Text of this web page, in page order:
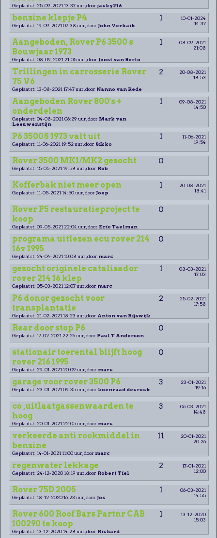
Geplaatst: 25-09-2021 13:37 uur, door jacky216
benzine klepje P4 1
10-01-2024
14:37
Geplaatst: 19-09-2021 07:38 uur, door John Verkaik
Aangeboden, Rover P6 3500 s
Bouwjaar 1973
1
08-09-2021
21:08
Geplaatst: 08-09-2021 21:05 uur, door Joost van Berlo
Trillingen in carrosserie Rover
75 V6
2
20-08-2021
18:53
Geplaatst: 13-08-2021 17:47 uur, door Nanno van Rede
Aangeboden Rover 800's +
onderdelen
1
09-08-2021
14:50
Geplaatst: 04-08-2021 06:29 uur, door Mark van
Leeuwenstijn
P6 3500S 1973 valt uit 1
11-06-2021
19:54
Geplaatst: 11-06-2021 19:52 uur, door Sikko
Rover 3500 MK1/MK2 gezocht 0
Geplaatst: 15-05-2021 19:58 uur, door Rob
Kofferbak niet meer open 1
20-08-2021
18:41
Geplaatst: 11-05-2021 14:50 uur, door Joep
Rover P5 restauratieproject te
koop
0
Geplaatst: 09-05-2021 22:04 uur, door Eric Taelman
programa uitlezen ecu rover 214
16v 1995
0
Geplaatst: 24-04-2021 10:08 uur, door marc
gezocht originele catalizador
rover 214 16 klep
1
08-03-2021
17:03
Geplaatst: 05-03-2021 12:07 uur, door marc
P6 donor gezocht voor
transplantatie
2
25-02-2021
17:58
Geplaatst: 21-02-2021 18:23 uur, door Anton van Rijswijk
Rear door stop P6 0
Geplaatst: 17-02-2021 22:26 uur, door Paul T Anderson
stationair toerental blijft hoog
rover 216 1995
0
Geplaatst: 29-01-2021 20:09 uur, door marc
garage voor rover 3500 P6 3
23-01-2021
19:16
Geplaatst: 23-01-2021 09:35 uur, door koenraad decrock
co ,uitlaatgassenwaarden te
hoog
3
06-03-2021
14:48
Geplaatst: 20-01-2021 22:05 uur, door marc
verkeerde anti rookmiddel in
benzine
11
20-01-2021
20:26
Geplaatst: 14-01-2021 11:00 uur, door marc
regenwater lekkage 2
17-01-2021
12:00
Geplaatst: 24-12-2020 18:19 uur, door Robert Tiel
Rover 75D 2005 1
06-03-2021
14:55
Geplaatst: 18-12-2020 16:23 uur, door Jos
Rover 600 Roof Bars Partnr CAB
100290 te koop
1
13-12-2020
15:03
Geplaatst: 13-12-2020 14:28 uur, door Richard